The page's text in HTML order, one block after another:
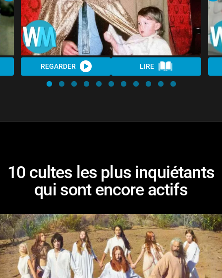
REGARDER LIRE
10 cultes les plus inquiétants
qui sont encore actifs